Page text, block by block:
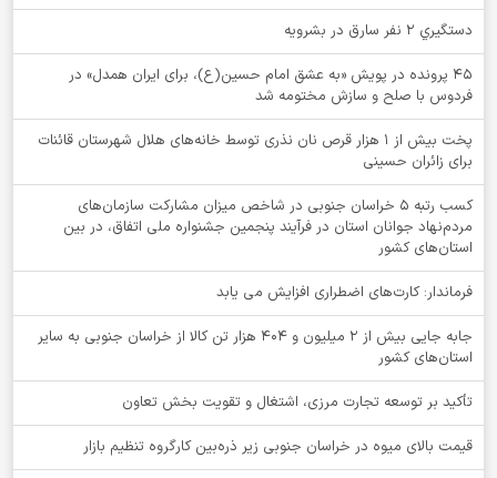
دستگيري 2 نفر سارق در بشرويه
۴۵ پرونده در پویش «به عشق امام حسین(ع)، برای ایران همدل» در
فردوس با صلح و سازش مختومه شد
پخت بیش از 1 هزار قرص نان نذری توسط خانه‌های هلال شهرستان قائنات
برای زائران حسینی
کسب رتبه ۵ خراسان جنوبی در شاخص میزان مشارکت سازمان‌های
مردم‌نهاد جوانان استان در فرآیند پنجمین جشنواره ملی اتفاق، در بین
استان‌های کشور
فرماندار: کارت‌های اضطراری افزایش می یابد
جابه جایی بیش از 2 میلیون و 404 هزار تن کالا از خراسان جنوبی به سایر
استان‌های کشور
تأکید بر توسعه تجارت مرزی، اشتغال و تقویت بخش تعاون
قیمت بالای میوه در خراسان جنوبی زیر ذره‌بین کارگروه تنظیم بازار